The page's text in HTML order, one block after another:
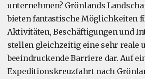
unternehmen? Grönlands
bieten fantastische Möglichkeiten
Aktivitäten, Beschäftigungen und
stellen gleichzeitig eine sehr reale
beeindruckende Barriere dar. Auf
Expeditionskreuzfahrt nach